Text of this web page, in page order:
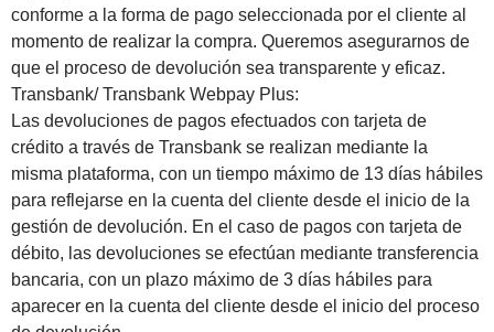
conforme a la forma de pago seleccionada por el cliente al
momento de realizar la compra. Queremos asegurarnos de
que el proceso de devolución sea transparente y eficaz.
Transbank/ Transbank Webpay Plus:
Las devoluciones de pagos efectuados con tarjeta de
crédito a través de Transbank se realizan mediante la
misma plataforma, con un tiempo máximo de 13 días hábiles
para reflejarse en la cuenta del cliente desde el inicio de la
gestión de devolución. En el caso de pagos con tarjeta de
débito, las devoluciones se efectúan mediante transferencia
bancaria, con un plazo máximo de 3 días hábiles para
aparecer en la cuenta del cliente desde el inicio del proceso